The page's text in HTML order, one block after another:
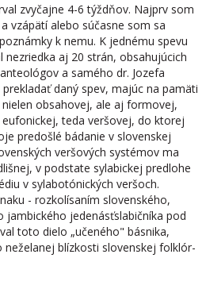
zvyčajne 4-6 týždňov. Najprv som
vzápätí alebo súčasne som sa
k nemu. K jednému spevu
aj 20 strán, obsahu­júcich
a samého dr. Jozefa
daný spev, majúc na pamäti
obsahovej, ale aj formovej,
teda veršovej, do ktorej
predošlé bádanie v slovenskej
veršových systémov ma
v pod­state sylabickej predlohe
v sylabotónických veršoch.
- rozkolísaním slovenského,
jambického jedenásťslabičníka pod
toto dielo „učeného" básnika,
neželanej blízkosti slovenskej folklór­